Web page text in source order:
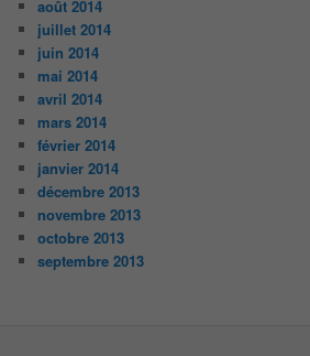
août 2014
juillet 2014
juin 2014
mai 2014
avril 2014
mars 2014
février 2014
janvier 2014
décembre 2013
novembre 2013
octobre 2013
septembre 2013